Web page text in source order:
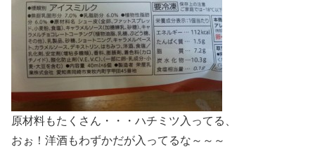
原材料もたくさん・・・ハチミツ入ってる、
おぉ！洋酒もわずかだが入ってるな～～～